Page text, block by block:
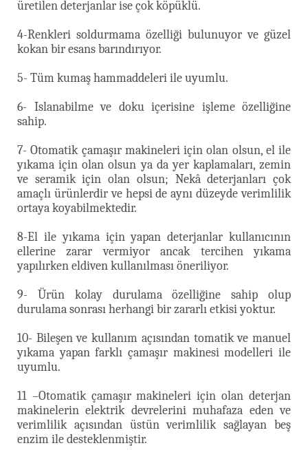
üretilen deterjanlar ise çok köpüklü.
4-Renkleri soldurmama özelliği bulunuyor ve güzel
kokan bir esans barındırıyor.
5- Tüm kumaş hammaddeleri ile uyumlu.
6- Islanabilme ve doku içerisine işleme özelliğine
sahip.
7- Otomatik çamaşır makineleri için olan olsun, el ile
yıkama için olan olsun ya da yer kaplamaları, zemin
ve seramik için olan olsun; Nekâ deterjanları çok
amaçlı ürünlerdir ve hepsi de aynı düzeyde verimlilik
ortaya koyabilmektedir.
8-El ile yıkama için yapan deterjanlar kullanıcının
ellerine zarar vermiyor ancak tercihen yıkama
yapılırken eldiven kullanılması öneriliyor.
9- Ürün kolay durulama özelliğine sahip olup
durulama sonrası herhangi bir zararlı etkisi yoktur.
10- Bileşen ve kullanım açısından tomatik ve manuel
yıkama yapan farklı çamaşır makinesi modelleri ile
uyumlu.
11 –Otomatik çamaşır makineleri için olan deterjan
makinelerin elektrik devrelerini muhafaza eden ve
verimlilik açısından üstün verimlilik sağlayan beş
enzim ile desteklenmiştir.